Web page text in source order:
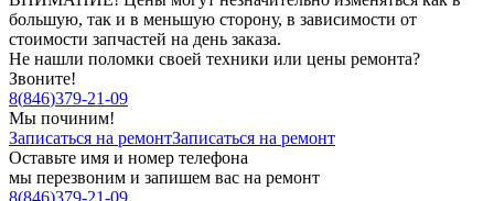
большую, так и в меньшую сторону, в зависимости от
стоимости запчастей на день заказа.
Не нашли поломки своей техники или цены ремонта?
Звоните!
8(846)379-21-09
Мы починим!
Записаться на ремонтЗаписаться на ремонт
Оставьте имя и номер телефона
мы перезвоним и запишем вас на ремонт
8(846)379-21-09